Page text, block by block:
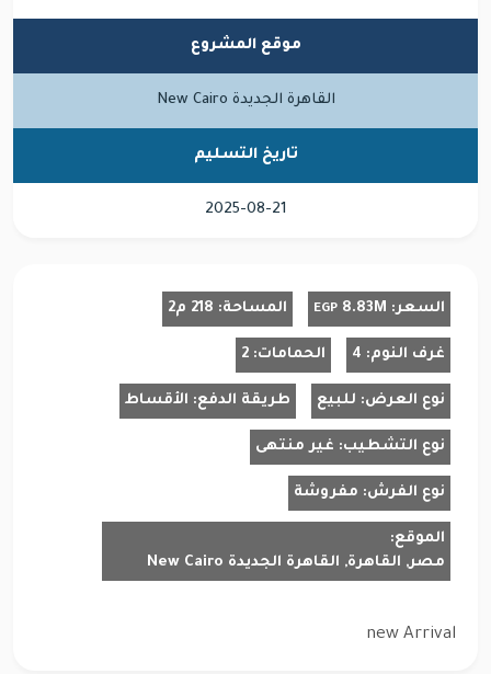
موقع المشروع
القاهرة الجديدة New Cairo
تاريخ التسليم
2025-08-21
السعر: 8.83M
EGP المساحة: 218 م2
غرف النوم: 4 الحمامات: 2
نوع العرض: للبيع طريقة الدفع: الأقساط
نوع التشطيب: غير منتهى
نوع الفرش: مفروشة
الموقع:
مصر, القاهرة, القاهرة الجديدة New Cairo
new Arrival